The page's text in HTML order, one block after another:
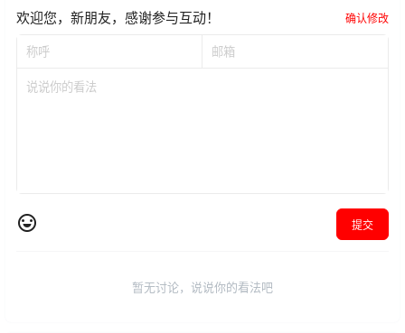
欢迎您，新朋友，感谢参与互动！ 确认修改
提交
暂无讨论，说说你的看法吧